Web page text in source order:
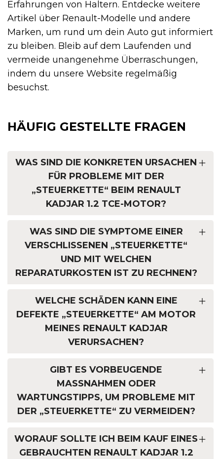
Erfahrungen von Haltern. Entdecke weitere
Artikel über Renault-Modelle und andere
Marken, um rund um dein Auto gut informiert
zu bleiben. Bleib auf dem Laufenden und
vermeide unangenehme Überraschungen,
indem du unsere Website regelmäßig
besuchst.
HÄUFIG GESTELLTE FRAGEN
WAS SIND DIE KONKRETEN URSACHEN
FÜR PROBLEME MIT DER
„STEUERKETTE“ BEIM RENAULT
KADJAR 1.2 TCE-MOTOR?
WAS SIND DIE SYMPTOME EINER
VERSCHLISSENEN „STEUERKETTE“
UND MIT WELCHEN
REPARATURKOSTEN IST ZU RECHNEN?
WELCHE SCHÄDEN KANN EINE
DEFEKTE „STEUERKETTE“ AM MOTOR
MEINES RENAULT KADJAR
VERURSACHEN?
GIBT ES VORBEUGENDE
MASSNAHMEN ODER W
ARTUNGSTIPPS, UM PROBLEME MIT D
ER „STEUERKETTE“ ZU VERMEIDEN?
WORAUF SOLLTE ICH BEIM KAUF EINES
GEBRAUCHTEN RENAULT KADJAR 1.2